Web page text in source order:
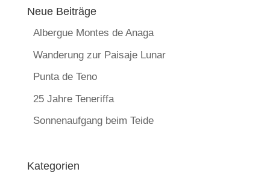
Neue Beiträge
Albergue Montes de Anaga
Wanderung zur Paisaje Lunar
Punta de Teno
25 Jahre Teneriffa
Sonnenaufgang beim Teide
Kategorien